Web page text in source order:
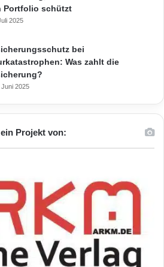
Portfolio schützt
2025
bei
Was zahlt die
Juni 2025
Projekt von: